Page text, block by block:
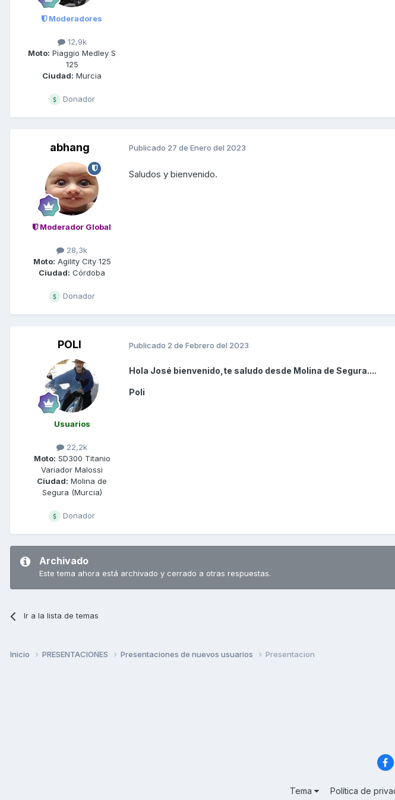
Moderadores
12,9k
Moto: Piaggio Medley S
125
Ciudad: Murcia
Donador
abhang
Moderador Global
28,3k
Moto: Agility City 125
Ciudad: Córdoba
Donador
Publicado 27 de Enero del 2023
Saludos y bienvenido.
POLI
Usuarios
22,2k
Moto: SD300 Titanio
Variador Malossi
Ciudad: Molina de
Segura (Murcia)
Donador
Publicado 2 de Febrero del 2023
Hola José bienvenido,te saludo desde Molina de Segura....
Poli
Archivado
Este tema ahora está archivado y cerrado a otras respuestas.
Ir a la lista de temas
Inicio PRESENTACIONES Presentaciones de nuevos usuarios Presentacion
Tema Política de